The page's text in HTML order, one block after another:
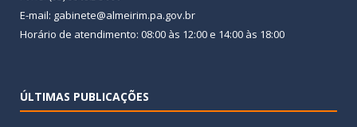
E-mail: gabinete@almeirim.pa.gov.br
Horário de atendimento: 08:00 às 12:00 e 14:00 às 18:00
ÚLTIMAS PUBLICAÇÕES